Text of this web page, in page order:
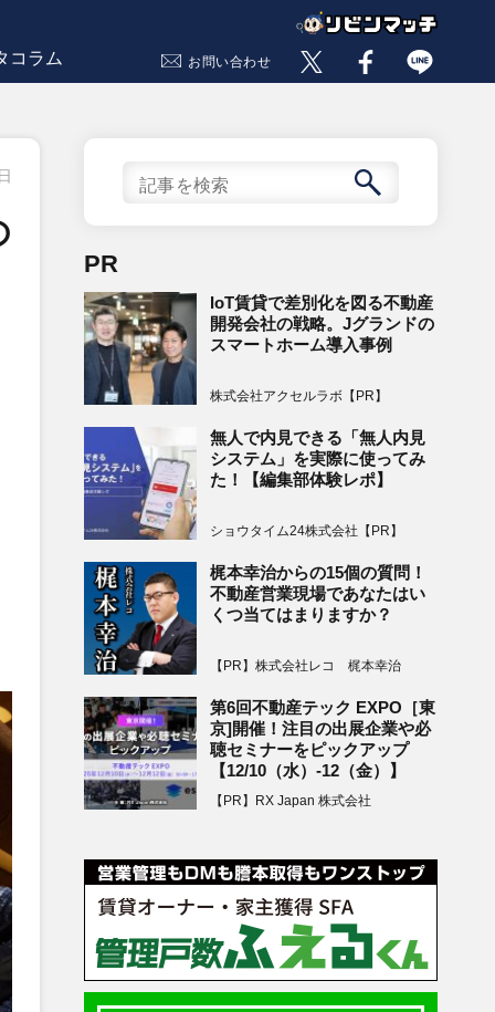
コラム お問い合わせ
PR
IoT賃貸で差別化を図る不動産
開発会社の戦略。Jグランドの
スマートホーム導入事例
株式会社アクセルラボ【PR】
無人で内見できる「無人内見
システム」を実際に使ってみ
た！【編集部体験レポ】
ショウタイム24株式会社【PR】
梶本幸治からの15個の質問！
不動産営業現場であなたはい
くつ当てはまりますか？
【PR】株式会社レコ 梶本幸治
第6回不動産テック EXPO［東
京]開催！注目の出展企業や必
聴セミナーをピックアップ
【12/10（水）-12（金）】
【PR】RX Japan 株式会社